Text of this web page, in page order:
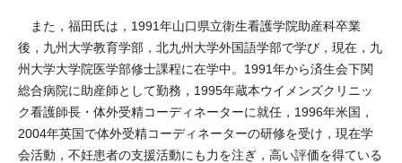
また，福田氏は，1991年山口県立衛生看護学院助産科卒業
後，九州大学教育学部，北九州大学外国語学部で学び，現在，九
州大学大学院医学部修士課程に在学中。1991年から済生会下関
総合病院に助産師として勤務，1995年蔵本ウイメンズクリニッ
ク看護師長・体外受精コーディネーターに就任，1996年米国，
2004年英国で体外受精コーディネーターの研修を受け，現在学
会活動，不妊患者の支援活動にも力を注ぎ，高い評価を得ている